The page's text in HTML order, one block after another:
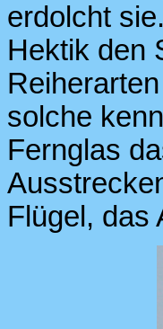
erdolcht
Hektik den
solche
Fernglas
Flügel, das